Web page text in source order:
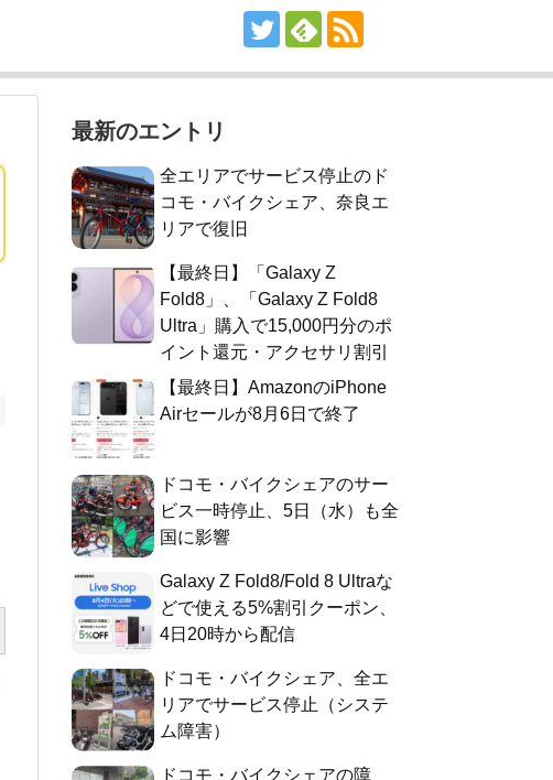
最新のエントリ
全エリアでサービス停止のド
コモ・バイクシェア、奈良エ
リアで復旧
【最終日】「Galaxy Z
Fold8」、「Galaxy Z Fold8
Ultra」購入で15,000円分のポ
イント還元・アクセサリ割引
【最終日】AmazonのiPhone
Airセールが8月6日で終了
ドコモ・バイクシェアのサー
ビス一時停止、5日（水）も全
国に影響
Galaxy Z Fold8/Fold 8 Ultraな
どで使える5%割引クーポン、
4日20時から配信
ドコモ・バイクシェア、全エ
リアでサービス停止（システ
ム障害）
ドコモ・バイクシェアの障